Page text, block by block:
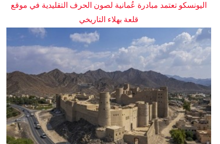
اليونسكو تعتمد مبادرة عُمانية لصون الحرف التقليدية في موقع
قلعة بهلاء التاريخي